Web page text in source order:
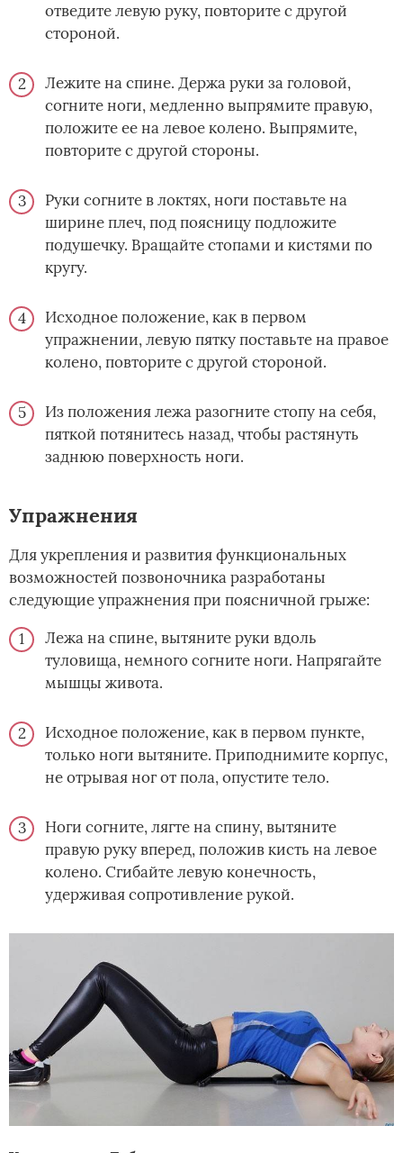
отведите левую руку, повторите с другой
стороной.
Лежите на спине. Держа руки за головой,
согните ноги, медленно выпрямите правую,
положите ее на левое колено. Выпрямите,
повторите с другой стороны.
Руки согните в локтях, ноги поставьте на
ширине плеч, под поясницу подложите
подушечку. Вращайте стопами и кистями по
кругу.
Исходное положение, как в первом
упражнении, левую пятку поставьте на правое
колено, повторите с другой стороной.
Из положения лежа разогните стопу на себя,
пяткой потянитесь назад, чтобы растянуть
заднюю поверхность ноги.
Упражнения
Для укрепления и развития функциональных
возможностей позвоночника разработаны
следующие упражнения при поясничной грыже:
Лежа на спине, вытяните руки вдоль
туловища, немного согните ноги. Напрягайте
мышцы живота.
Исходное положение, как в первом пункте,
только ноги вытяните. Приподнимите корпус,
не отрывая ног от пола, опустите тело.
Ноги согните, лягте на спину, вытяните
правую руку вперед, положив кисть на левое
колено. Сгибайте левую конечность,
удерживая сопротивление рукой.